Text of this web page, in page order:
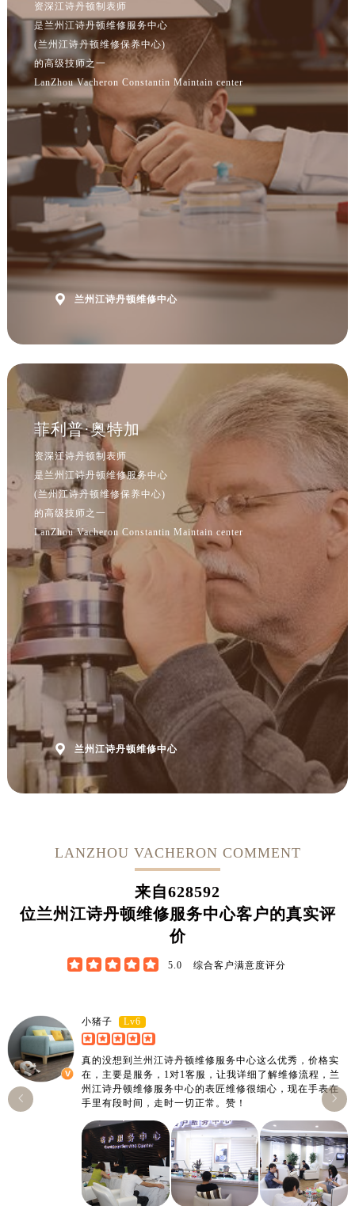
资深江诗丹顿制表师
是兰州江诗丹顿维修服务中心
(兰州江诗丹顿维修保养中心)
的高级技师之一
LanZhou Vacheron Constantin Maintain center
 兰州江诗丹顿维修中心
菲利普·奥特加
资深江诗丹顿制表师
是兰州江诗丹顿维修服务中心
(兰州江诗丹顿维修保养中心)
的高级技师之一
LanZhou Vacheron Constantin Maintain center
 兰州江诗丹顿维修中心
LANZHOU VACHERON COMMENT
来自628592
位兰州江诗丹顿维修服务中心客户的真实评
价
     5.0 综合客户满意度评分
小猪子 Lv6
真的没想到兰州江诗丹顿维修服务中心这么优秀，价格实
在，主要是服务，1对1客服，让我详细了解维修流程，兰
州江诗丹顿维修服务中心的表匠维修很细心，现在手表在
手里有段时间，走时一切正常。赞！

